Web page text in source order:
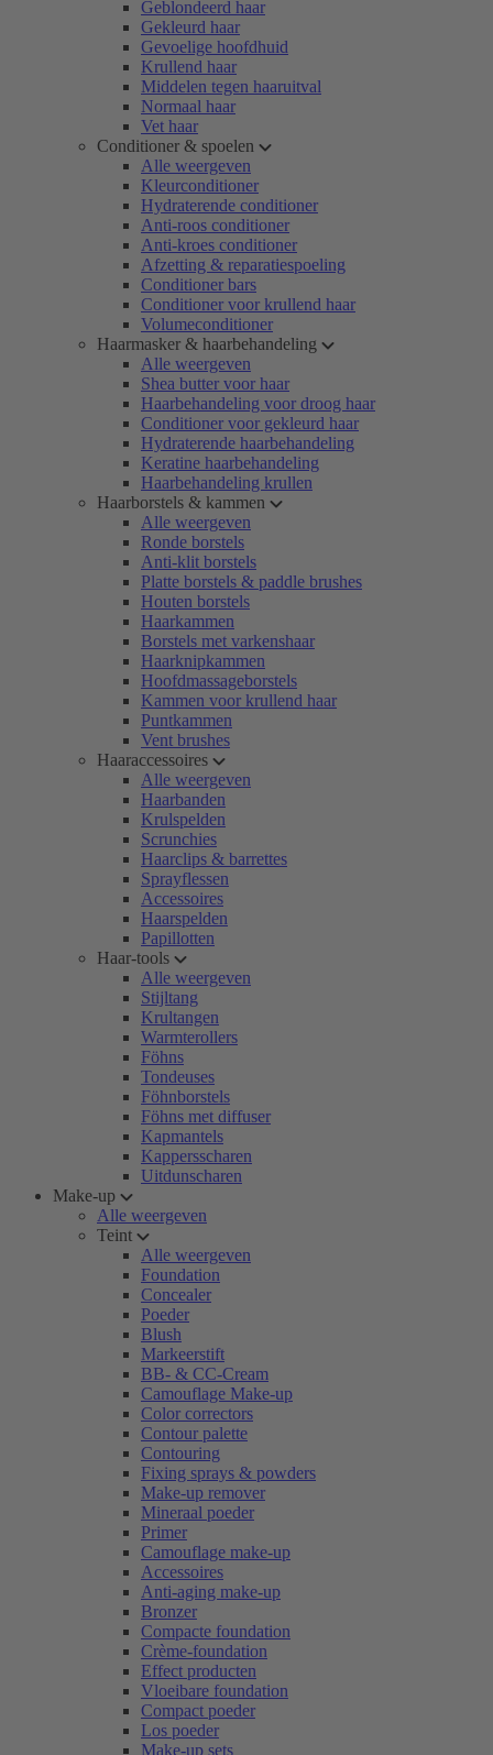
Geblondeerd haar
Gekleurd haar
Gevoelige hoofdhuid
Krullend haar
Middelen tegen haaruitval
Normaal haar
Vet haar
Conditioner & spoelen
Alle weergeven
Kleurconditioner
Hydraterende conditioner
Anti-roos conditioner
Anti-kroes conditioner
Afzetting & reparatiespoeling
Conditioner bars
Conditioner voor krullend haar
Volumeconditioner
Haarmasker & haarbehandeling
Alle weergeven
Shea butter voor haar
Haarbehandeling voor droog haar
Conditioner voor gekleurd haar
Hydraterende haarbehandeling
Keratine haarbehandeling
Haarbehandeling krullen
Haarborstels & kammen
Alle weergeven
Ronde borstels
Anti-klit borstels
Platte borstels & paddle brushes
Houten borstels
Haarkammen
Borstels met varkenshaar
Haarknipkammen
Hoofdmassageborstels
Kammen voor krullend haar
Puntkammen
Vent brushes
Haaraccessoires
Alle weergeven
Haarbanden
Krulspelden
Scrunchies
Haarclips & barrettes
Sprayflessen
Accessoires
Haarspelden
Papillotten
Haar-tools
Alle weergeven
Stijltang
Krultangen
Warmterollers
Föhns
Tondeuses
Föhnborstels
Föhns met diffuser
Kapmantels
Kappersscharen
Uitdunscharen
Make-up
Alle weergeven
Teint
Alle weergeven
Foundation
Concealer
Poeder
Blush
Markeerstift
BB- & CC-Cream
Camouflage Make-up
Color correctors
Contour palette
Contouring
Fixing sprays & powders
Make-up remover
Mineraal poeder
Primer
Camouflage make-up
Accessoires
Anti-aging make-up
Bronzer
Compacte foundation
Crème-foundation
Effect producten
Vloeibare foundation
Compact poeder
Los poeder
Make-up sets